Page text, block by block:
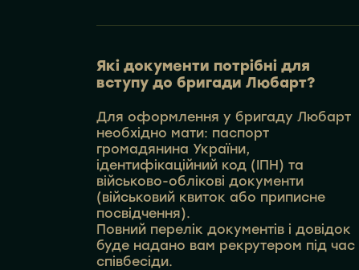
Які документи потрібні для
вступу до бригади Любарт?
Для оформлення у бригаду Любарт
необхідно мати: паспорт
громадянина України,
ідентифікаційний код (ІПН) та
військово-облікові документи
(військовий квиток або приписне
посвідчення).
Повний перелік документів і довідок
буде надано вам рекрутером під час
співбесіди.